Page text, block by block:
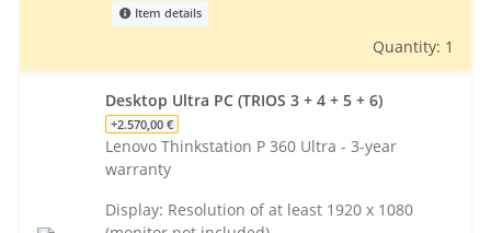
Item details
Quantity: 1
Desktop Ultra PC (TRIOS 3 + 4 + 5 + 6)
+2.570,00 €
Lenovo Thinkstation P 360 Ultra - 3-year
warranty
Display: Resolution of at least 1920 x 1080